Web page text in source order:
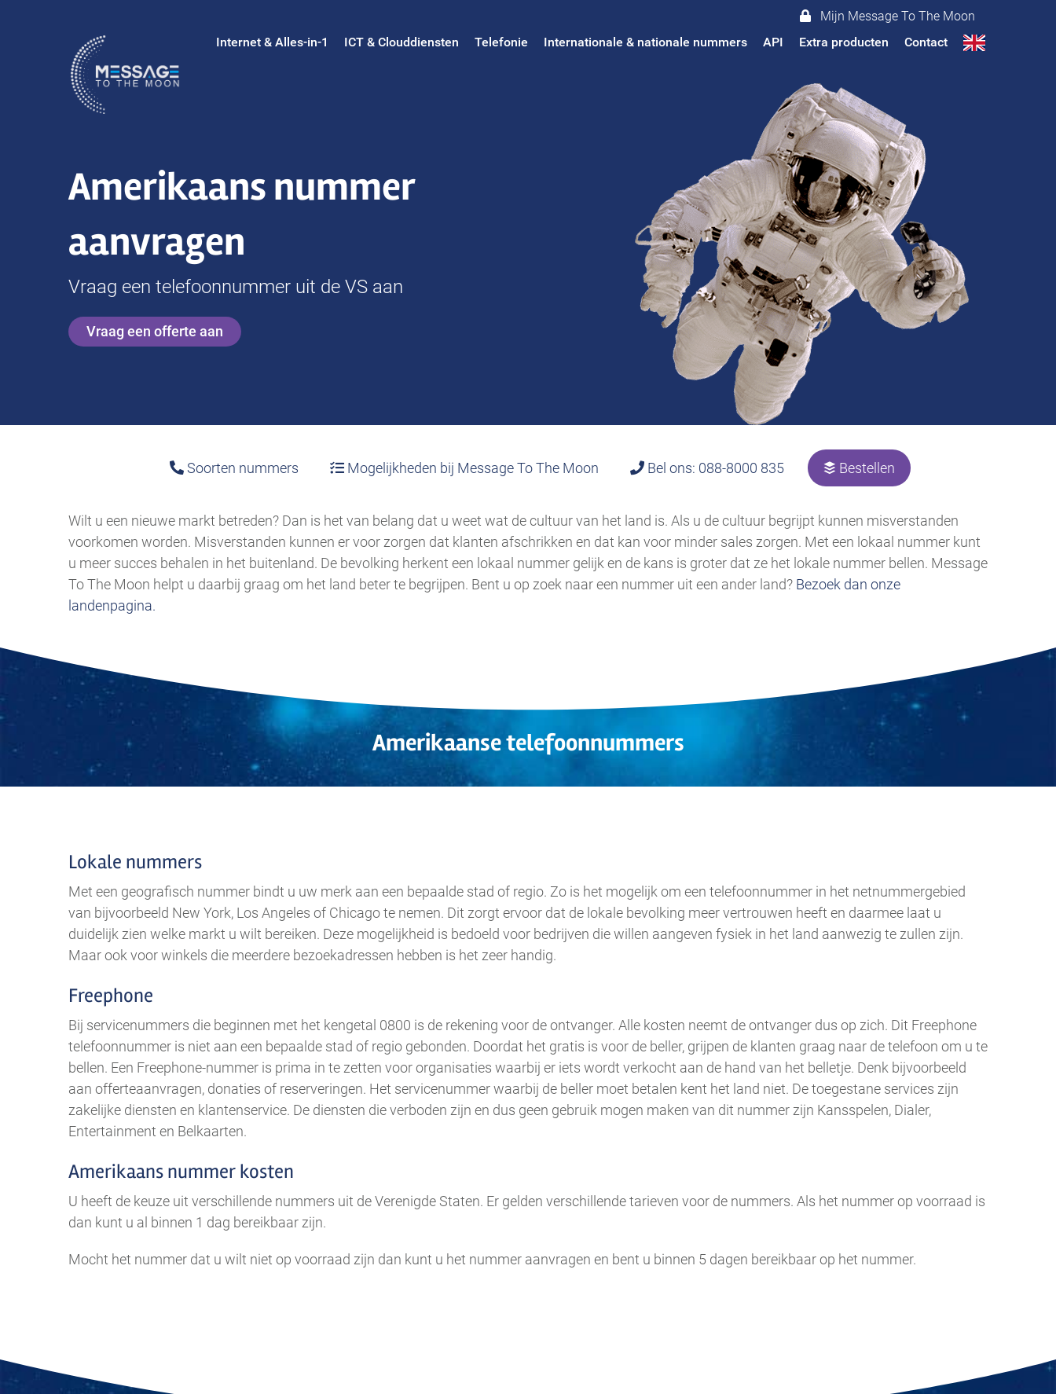
Mijn Message To The Moon
Internet & Alles-in-1
ICT & Clouddiensten Telefonie Internationale & nationale nummers API Extra producten Contact
Amerikaans nummer
aanvragen
Vraag een telefoonnummer uit de VS aan
Vraag een offerte aan
Soorten nummers Mogelijkheden bij Message To The Moon Bel ons: 088-8000 835 Bestellen
Wilt u een nieuwe markt betreden? Dan is het van belang dat u weet wat de cultuur van het land is. Als u de cultuur begrijpt kunnen misverstanden
voorkomen worden. Misverstanden kunnen er voor zorgen dat klanten afschrikken en dat kan voor minder sales zorgen. Met een lokaal nummer kunt
u meer succes behalen in het buitenland. De bevolking herkent een lokaal nummer gelijk en de kans is groter dat ze het lokale nummer bellen. Message
To The Moon helpt u daarbij graag om het land beter te begrijpen. Bent u op zoek naar een nummer uit een ander land? Bezoek dan onze
landenpagina.
Amerikaanse telefoonnummers
Lokale nummers
Met een geografisch nummer bindt u uw merk aan een bepaalde stad of regio. Zo is het mogelijk om een telefoonnummer in het netnummergebied
van bijvoorbeeld New York, Los Angeles of Chicago te nemen. Dit zorgt ervoor dat de lokale bevolking meer vertrouwen heeft en daarmee laat u
duidelijk zien welke markt u wilt bereiken. Deze mogelijkheid is bedoeld voor bedrijven die willen aangeven fysiek in het land aanwezig te zullen zijn.
Maar ook voor winkels die meerdere bezoekadressen hebben is het zeer handig.
Freephone
Bij servicenummers die beginnen met het kengetal 0800 is de rekening voor de ontvanger. Alle kosten neemt de ontvanger dus op zich. Dit Freephone
telefoonnummer is niet aan een bepaalde stad of regio gebonden. Doordat het gratis is voor de beller, grijpen de klanten graag naar de telefoon om u te
bellen. Een Freephone-nummer is prima in te zetten voor organisaties waarbij er iets wordt verkocht aan de hand van het belletje. Denk bijvoorbeeld
aan offerteaanvragen, donaties of reserveringen. Het servicenummer waarbij de beller moet betalen kent het land niet. De toegestane services zijn
zakelijke diensten en klantenservice. De diensten die verboden zijn en dus geen gebruik mogen maken van dit nummer zijn Kansspelen, Dialer,
Entertainment en Belkaarten.
Amerikaans nummer kosten
U heeft de keuze uit verschillende nummers uit de Verenigde Staten. Er gelden verschillende tarieven voor de nummers. Als het nummer op voorraad is
dan kunt u al binnen 1 dag bereikbaar zijn.
Mocht het nummer dat u wilt niet op voorraad zijn dan kunt u het nummer aanvragen en bent u binnen 5 dagen bereikbaar op het nummer.